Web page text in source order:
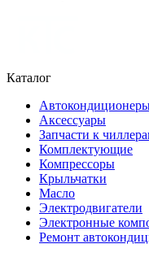
Каталог
Аксессуары
Запчасти к
Комплектующие
Компрессоры
Крыльчатки
Масло
Электродвигатели
Электронные
Ремонт